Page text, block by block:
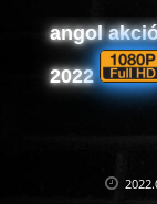
angol
2022